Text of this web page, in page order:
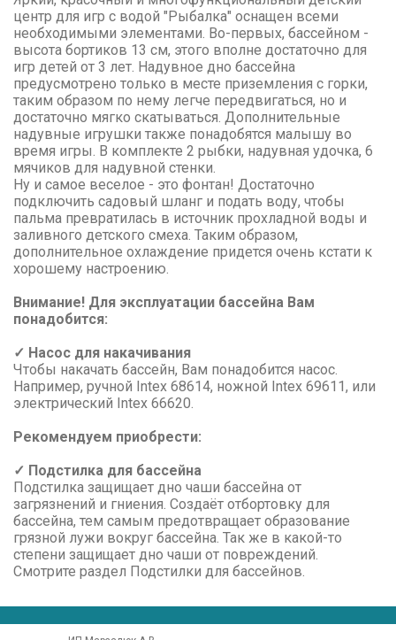
центр для игр с водой "Рыбалка" оснащен всеми
необходимыми элементами. Во-первых, бассейном -
высота бортиков 13 см, этого вполне достаточно для
игр детей от 3 лет. Надувное дно бассейна
предусмотрено только в месте приземления с горки,
таким образом по нему легче передвигаться, но и
достаточно мягко скатываться. Дополнительные
надувные игрушки также понадобятся малышу во
время игры. В комплекте 2 рыбки, надувная удочка, 6
мячиков для надувной стенки.
Ну и самое веселое - это фонтан! Достаточно
подключить садовый шланг и подать воду, чтобы
пальма превратилась в источник прохладной воды и
заливного детского смеха. Таким образом,
дополнительное охлаждение придется очень кстати к
хорошему настроению.
Внимание! Для эксплуатации бассейна Вам
понадобится:
✓ Насос для накачивания
Чтобы накачать бассейн, Вам понадобится насос.
Например, ручной Intex 68614, ножной Intex 69611, или
электрический Intex 66620.
Рекомендуем приобрести:
✓ Подстилка для бассейна
Подстилка защищает дно чаши бассейна от
загрязнений и гниения. Создаёт отбортовку для
бассейна, тем самым предотвращает образование
грязной лужи вокруг бассейна. Так же в какой-то
степени защищает дно чаши от повреждений.
Смотрите раздел Подстилки для бассейнов.